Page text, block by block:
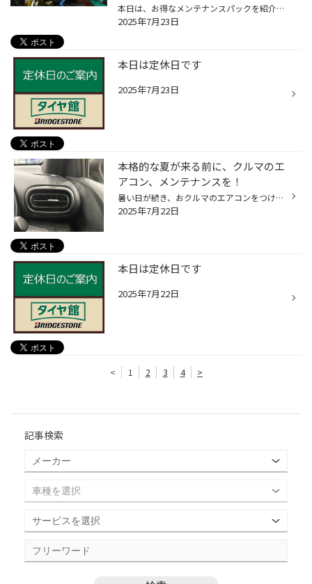
本日は、お得なメンテナンスパックを紹介します。 メンテナンスパックって結構高額なイメージをお持ちのお客様も多いと思いますが、 コクピット・タイヤ館のメンテナンスパックは、 手軽に、日常的なおクルマのメンテナンスをカバーする内容になっておりますので、 是非、一度ご検討ください！ コク...
2025年7月23日
本日は定休日です
2025年7月23日
本格的な夏が来る前に、クルマのエ
アコン、メンテナンスを！
暑い日が続き、おクルマのエアコンをつける機会も増えてきていると思います。 今回は暑い夏に向けた、おクルマのエアコン向け、おススメ商品のご紹介です！ 【おクルマのエアコン、メンテナンスにオススメ商品！】 エアコンには、コンプレッサーという、エアコンを動かす心臓のようなものがあり、 ...
2025年7月22日
本日は定休日です
2025年7月22日
< 1 2 3 4 >
記事検索